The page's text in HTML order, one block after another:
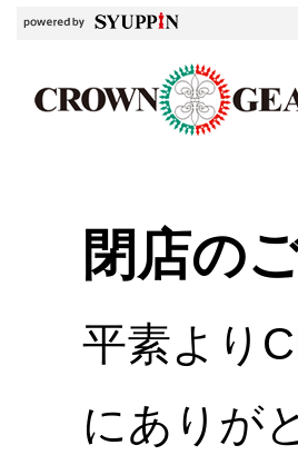
閉店の
平素より
にありが